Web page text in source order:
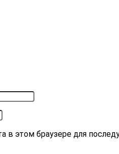
в этом браузере для